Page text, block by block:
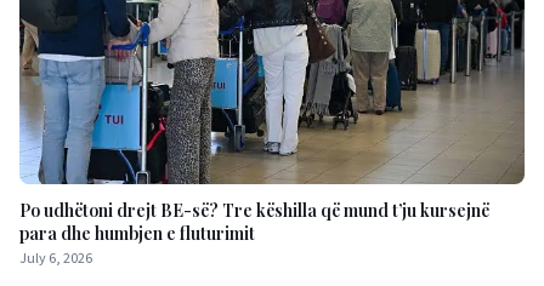
Po udhëtoni drejt BE-së? Tre këshilla që mund t’ju kursejnë
para dhe humbjen e fluturimit
July 6, 2026